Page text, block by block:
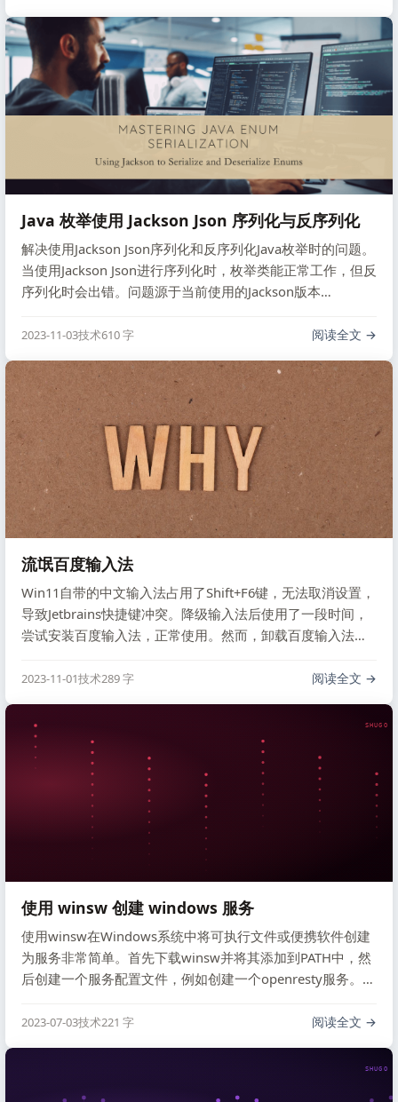
这些方法和步骤。
Java 枚举使用 Jackson Json 序列化与反序列化
解决使用Jackson Json序列化和反序列化Java枚举时的问题。
当使用Jackson Json进行序列化时，枚举类能正常工作，但反
序列化时会出错。问题源于当前使用的Jackson版本
包括使用@JsonValue注解、使用@JsonCreator自定义生成方
反序列化器。详细内容请参考本文。
2023-11-03技术610 字 阅读全文
流氓百度输入法
Win11自带的中文输入法占用了Shift+F6键，无法取消设置，
导致Jetbrains快捷键冲突。降级输入法后使用了一段时间，
尝试安装百度输入法，正常使用。然而，卸载百度输入法后
不理解为何输入法需要重启电脑才能卸载，吐槽一下百度的
2023-11-01技术289 字 阅读全文
SHUGO
使用 winsw 创建 windows 服务
使用winsw在Windows系统中将可执行文件或便携软件创建
为服务非常简单。首先下载winsw并将其添加到PATH中，然
后创建一个服务配置文件，例如创建一个openresty服务。最
openresty.xml"。
2023-07-03技术221 字 阅读全文
SHUGO